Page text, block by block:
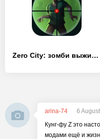
Zero City: зомби выживание
arina-74
6
Кунг-фу Z это
модами ещё и